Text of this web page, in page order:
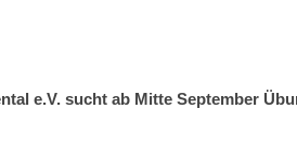
e.V. sucht ab Mitte September